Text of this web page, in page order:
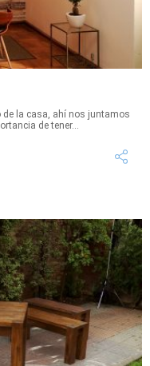
de la casa, ahí nos juntamos
de tener...